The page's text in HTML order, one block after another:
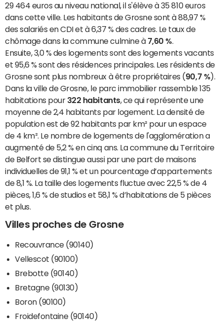
29 464 euros au niveau national, il s'élève à 35 810 euros
dans cette ville. Les habitants de Grosne sont à 88,97 %
des salariés en CDI et à 6,37 % des cadres. Le taux de
chômage dans la commune culmine à 7,60 %
Ensuite, 3,0 % des logements sont des logements vacants
et 95,6 % sont des résidences principales. Les résidents de
Grosne sont plus nombreux à être propriétaires (90,7 %).
Dans la ville de Grosne, le parc immobilier rassemble 135
habitations pour 322 habitants, ce qui représente une
moyenne de 2,4 habitants par logement. La densité de
population est de 92 habitants par km² pour un espace
de 4 km². Le nombre de logements de l'agglomération a
augmenté de 5,2 % en cinq ans. La commune du Territoire
de Belfort se distingue aussi par une part de maisons
individuelles de 91,1 % et un pourcentage d’appartements
de 8,1 %. La taille des logements fluctue avec 22,5 % de 4
pièces, 1,6 % de studios et 58,1 % d’habitations de 5 pièces
et plus.
Villes proches de Grosne
Recouvrance (90140)
Vellescot (90100)
Brebotte (90140)
Bretagne (90130)
Boron (90100)
Froidefontaine (90140)